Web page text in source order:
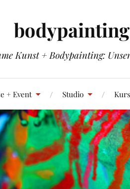
Kunst + Bodypainting:
+ Event Studio